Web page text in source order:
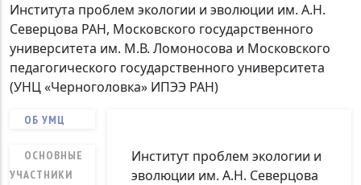
Института проблем экологии и эволюции им. А.Н.
Северцова РАН, Московского государственного
университета им. М.В. Ломоносова и Московского
педагогического государственного университета
(УНЦ «Черноголовка» ИПЭЭ РАН)
ОБ УМЦ
ОСНОВНЫЕ
УЧАСТНИКИ
Институт проблем экологии и
эволюции им. А.Н. Северцова